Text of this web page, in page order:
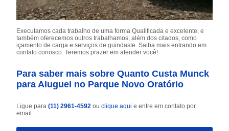
Executamos cada trabalho de uma forma Qualificada e excelente, e
também oferecemos outros trabalhamos, além dos citados, como
içamento de carga e serviços de guindaste. Saiba mais entrando em
contato conosco. Teremos prazer em atender você!
Para saber mais sobre Quanto Custa Munck
para Aluguel no Parque Novo Oratório
Ligue para(11) 2961-4592ouclique aqui e entre em contato por
email.